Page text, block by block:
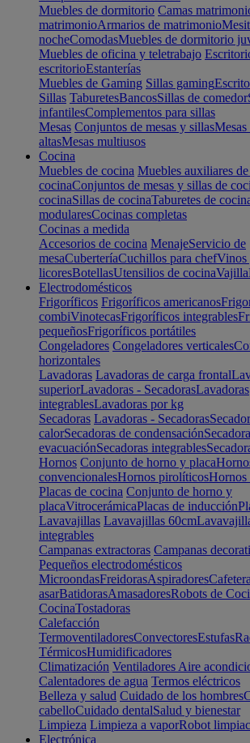
Muebles de dormitorio Camas
matrimonioArmarios de matrimonio
nocheComodasMuebles de dormitorio
Muebles de oficina y teletrabajo
escritorioEstanterías
Muebles de Gaming Sillas gaming
Sillas TaburetesBancosSillas de comedor
infantilesComplementos para sillas
Mesas Conjuntos de mesas y sillasMesas
altasMesas multiusos
Cocina
Muebles de cocina Muebles auxiliares
cocinaConjuntos de mesas y sillas de
cocinaSillas de cocinaTaburetes de
modularesCocinas completas
Cocinas a medida
Accesorios de cocina MenajeServicio de
mesaCuberteríaCuchillos para chefVinos
licoresBotellasUtensilios de cocinaVajilla
Electrodomésticos
Frigoríficos Frigoríficos americanos
combiVinotecasFrigoríficos integrables
pequeñosFrigoríficos portátiles
Congeladores Congeladores verticales
horizontales
Lavadoras Lavadoras de carga frontal
superiorLavadoras - SecadorasLavadoras
integrablesLavadoras por kg
Secadoras Lavadoras - Secadoras
calorSecadoras de condensación
evacuaciónSecadoras integrables
Hornos Conjunto de horno y placa
convencionalesHornos pirolíticos
Placas de cocina Conjunto de horno y
placaVitrocerámicaPlacas de inducción
Lavavajillas Lavavajillas 60cm
integrables
Campanas extractoras Campanas
Pequeños electrodomésticos
MicroondasFreidorasAspiradores
asarBatidorasAmasadoresRobots de
CocinaTostadoras
Calefacción
TermoventiladoresConvectoresEstufas
TérmicosHumidificadores
Climatización Ventiladores Aire
Calentadores de agua Termos eléctricos
Belleza y salud Cuidado de los hombres
cabelloCuidado dentalSalud y bienestar
Limpieza Limpieza a vaporRobot
Electrónica